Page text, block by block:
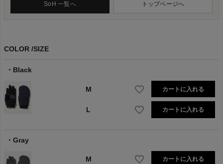
SoH 一覧へ トップページへ
COLOR SIZE
Black
M カートに入れる
L カートに入れる
Gray
M カートに入れる